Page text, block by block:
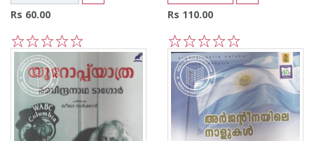
Rs 60.00
5
4
3
2
1
Rs 110.00
5
4
3
2
1